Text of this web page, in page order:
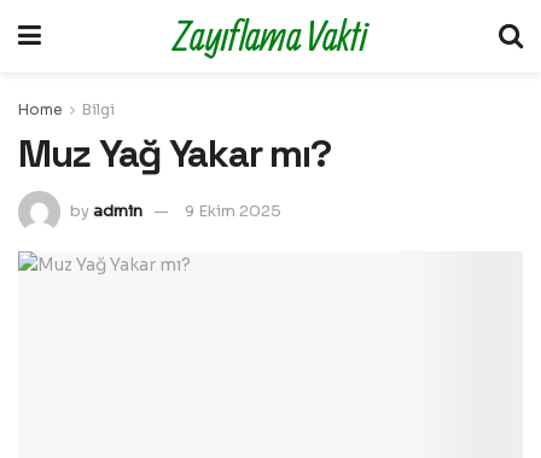
Zayıflama Vakti
Home Bilgi
Muz Yağ Yakar mı?
byadmin 9 Ekim 2025